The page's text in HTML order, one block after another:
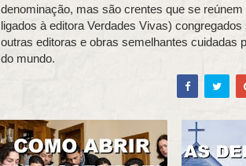
denominação, mas são crentes que se
ligados à editora Verdades Vivas)
outras editoras e obras semelhantes
do mundo.